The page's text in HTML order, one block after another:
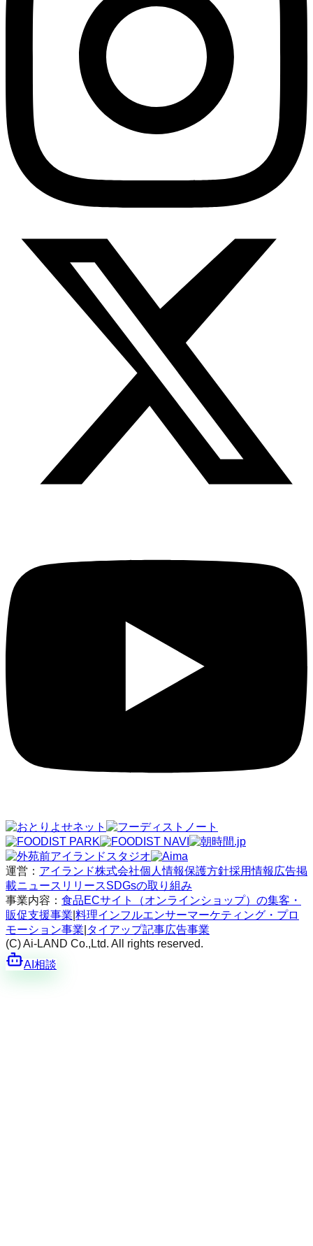
運営： アイランド株式会社個人情報保護方針採用情報 広告掲
載ニュースリリースSDGsの取り組み
事業内容： 食品ECサイト（オンラインショップ）の集客・
販促支援事業 料理インフルエンサーマーケティング・プロ
モーション事業 タイアップ記事広告事業
(C) Ai-LAND Co.,Ltd. All rights reserved.
AI相談